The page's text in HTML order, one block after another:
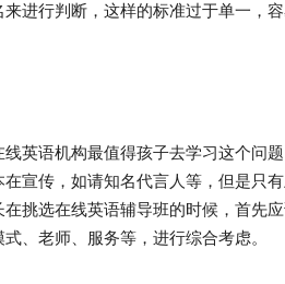
进行判断，这样的标准过于单一，
语机构最值得孩子去学习这个问题
宣传，如请知名代言人等，但是只
挑选在线英语辅导班的时候，首先
、老师、服务等，进行综合考虑。